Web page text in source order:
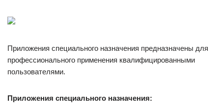
Приложения специального назначения предназначены для
профессионального применения квалифицированными
пользователями.
Приложения специального назначения: